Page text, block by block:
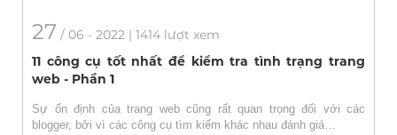
27 / 06 - 2022 | 1414 lượt xem
11 công cụ tốt nhất để kiểm tra tình trạng trang
web - Phần 1
Sự ổn định của trang web cũng rất quan trọng đối với các
blogger, bởi vì các công cụ tìm kiếm khác nhau đánh giá…